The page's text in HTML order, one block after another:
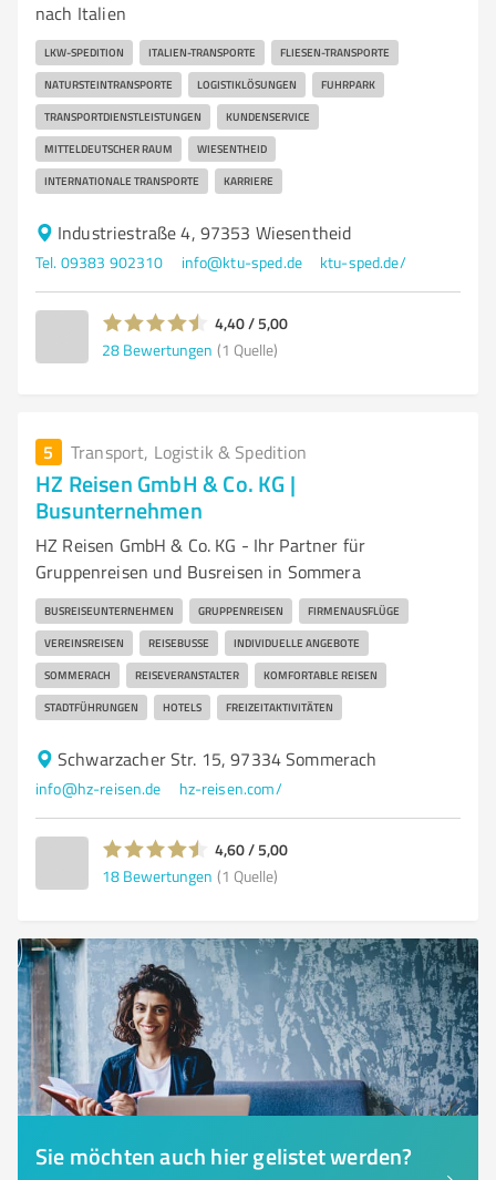
nach Italien
LKW-SPEDITION ITALIEN-TRANSPORTE FLIESEN-TRANSPORTE
NATURSTEINTRANSPORTE LOGISTIKLÖSUNGEN FUHRPARK
TRANSPORTDIENSTLEISTUNGEN KUNDENSERVICE
MITTELDEUTSCHER RAUM WIESENTHEID
INTERNATIONALE TRANSPORTE KARRIERE
Industriestraße 4, 97353 Wiesentheid
Tel. 09383 902310 info@ktu-sped.de ktu-sped.de/
4,40 / 5,00
28 Bewertungen (1 Quelle)
5 Transport, Logistik & Spedition
HZ Reisen GmbH & Co. KG |
Busunternehmen
HZ Reisen GmbH & Co. KG - Ihr Partner für
Gruppenreisen und Busreisen in Sommera
BUSREISEUNTERNEHMEN GRUPPENREISEN FIRMENAUSFLÜGE
VEREINSREISEN REISEBUSSE INDIVIDUELLE ANGEBOTE
SOMMERACH REISEVERANSTALTER KOMFORTABLE REISEN
STADTFÜHRUNGEN HOTELS FREIZEITAKTIVITÄTEN
Schwarzacher Str. 15, 97334 Sommerach
info@hz-reisen.de hz-reisen.com/
4,60 / 5,00
18 Bewertungen (1 Quelle)
Sie möchten auch hier gelistet werden?